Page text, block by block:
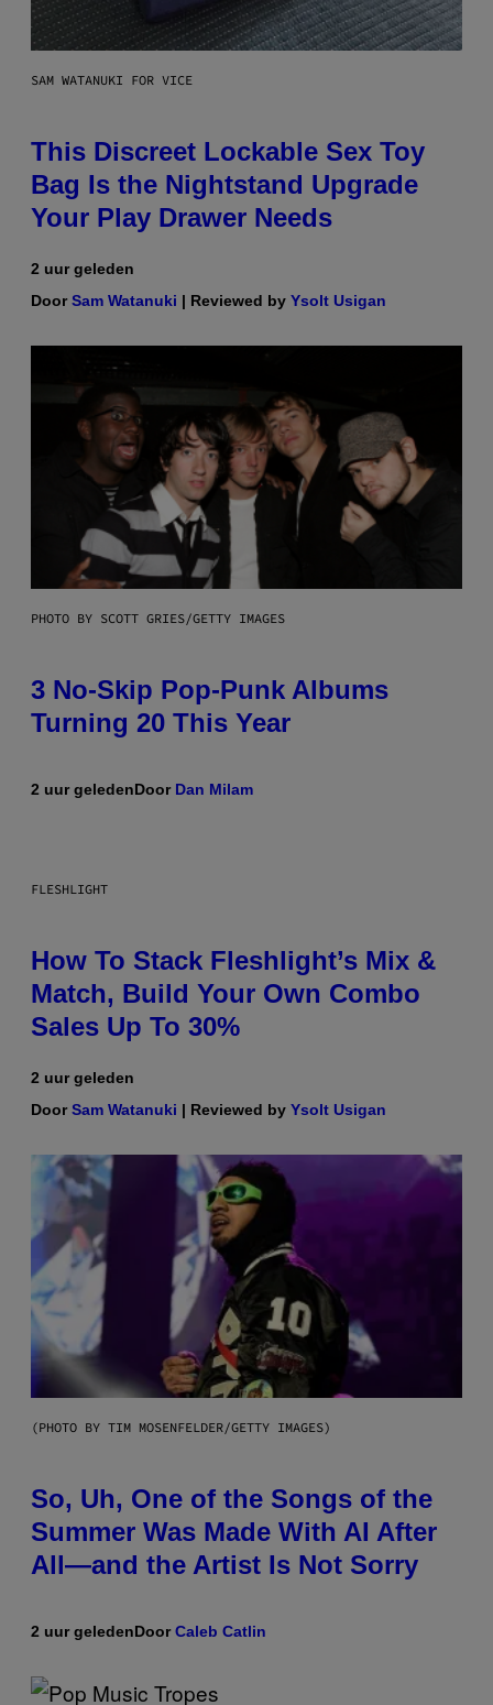
SAM WATANUKI FOR VICE
This Discreet Lockable Sex Toy
Bag Is the Nightstand Upgrade
Your Play Drawer Needs
2 uur geleden
DoorSam Watanuki | Reviewed by Ysolt Usigan
PHOTO BY SCOTT GRIES/GETTY IMAGES
3 No-Skip Pop-Punk Albums
Turning 20 This Year
2 uur geledenDoor Dan Milam
FLESHLIGHT
How To Stack Fleshlight’s Mix &
Match, Build Your Own Combo
Sales Up To 30%
2 uur geleden
DoorSam Watanuki | Reviewed by Ysolt Usigan
(PHOTO BY TIM MOSENFELDER/GETTY IMAGES)
So, Uh, One of the Songs of the
Summer Was Made With AI After
All—and the Artist Is Not Sorry
2 uur geledenDoorCaleb Catlin